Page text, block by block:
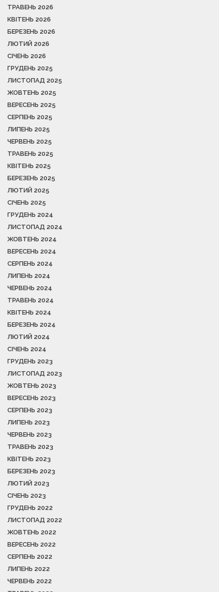
ТРАВЕНЬ 2026
КВІТЕНЬ 2026
БЕРЕЗЕНЬ 2026
ЛЮТИЙ 2026
СІЧЕНЬ 2026
ГРУДЕНЬ 2025
ЛИСТОПАД 2025
ЖОВТЕНЬ 2025
ВЕРЕСЕНЬ 2025
СЕРПЕНЬ 2025
ЛИПЕНЬ 2025
ЧЕРВЕНЬ 2025
ТРАВЕНЬ 2025
КВІТЕНЬ 2025
БЕРЕЗЕНЬ 2025
ЛЮТИЙ 2025
СІЧЕНЬ 2025
ГРУДЕНЬ 2024
ЛИСТОПАД 2024
ЖОВТЕНЬ 2024
ВЕРЕСЕНЬ 2024
СЕРПЕНЬ 2024
ЛИПЕНЬ 2024
ЧЕРВЕНЬ 2024
ТРАВЕНЬ 2024
КВІТЕНЬ 2024
БЕРЕЗЕНЬ 2024
ЛЮТИЙ 2024
СІЧЕНЬ 2024
ГРУДЕНЬ 2023
ЛИСТОПАД 2023
ЖОВТЕНЬ 2023
ВЕРЕСЕНЬ 2023
СЕРПЕНЬ 2023
ЛИПЕНЬ 2023
ЧЕРВЕНЬ 2023
ТРАВЕНЬ 2023
КВІТЕНЬ 2023
БЕРЕЗЕНЬ 2023
ЛЮТИЙ 2023
СІЧЕНЬ 2023
ГРУДЕНЬ 2022
ЛИСТОПАД 2022
ЖОВТЕНЬ 2022
ВЕРЕСЕНЬ 2022
СЕРПЕНЬ 2022
ЛИПЕНЬ 2022
ЧЕРВЕНЬ 2022